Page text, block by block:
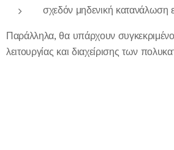
σχεδόν μηδενική κατανάλωση
Παράλληλα, θα υπάρχουν
λειτουργίας και διαχείρισης των